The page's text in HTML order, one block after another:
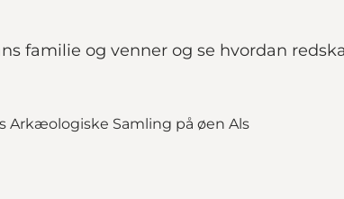
familie og venner og se hvordan